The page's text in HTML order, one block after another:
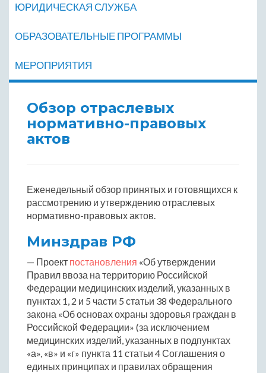
ЮРИДИЧЕСКАЯ СЛУЖБА
ОБРАЗОВАТЕЛЬНЫЕ ПРОГРАММЫ
МЕРОПРИЯТИЯ
Обзор отраслевых
нормативно-правовых
актов
Еженедельный обзор принятых и готовящихся к
рассмотрению и утверждению отраслевых
нормативно-правовых актов.
Минздрав РФ
— Проект постановления «Об утверждении
Правил ввоза на территорию Российской
Федерации медицинских изделий, указанных в
пунктах 1, 2 и 5 части 5 статьи 38 Федерального
закона «Об основах охраны здоровья граждан в
Российской Федерации» (за исключением
медицинских изделий, указанных в подпунктах
«а», «в» и «г» пункта 11 статьи 4 Соглашения о
единых принципах и правилах обращения